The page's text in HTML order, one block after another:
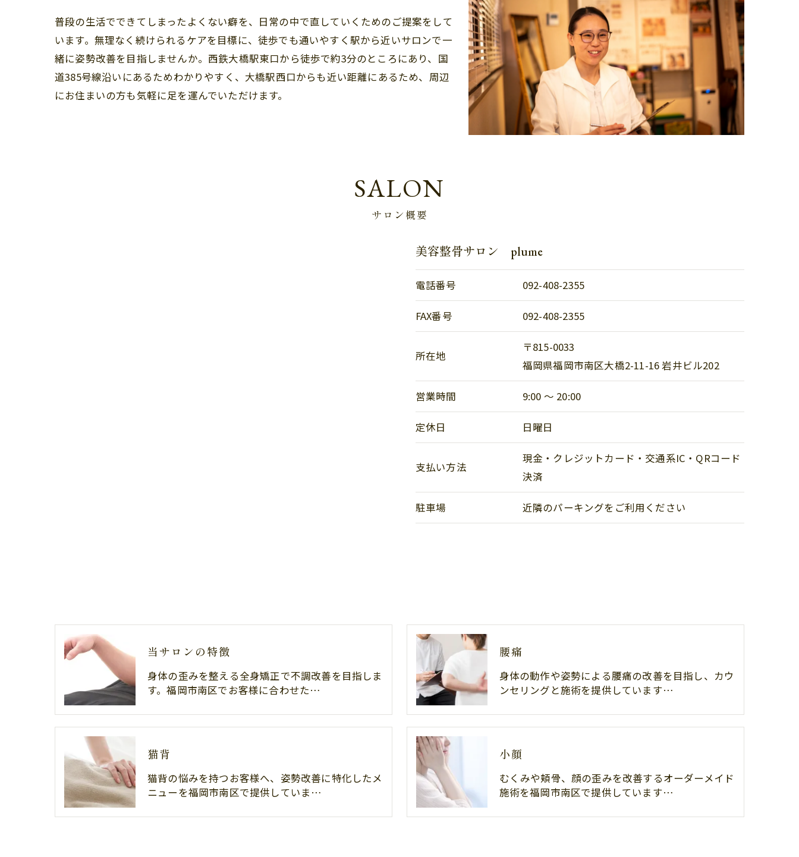
普段の生活でできてしまったよくない癖を、日常の中で直していくためのご提案をして
います。無理なく続けられるケアを目標に、徒歩でも通いやすく駅から近いサロンで一
緒に姿勢改善を目指しませんか。西鉄大橋駅東口から徒歩で約3分のところにあり、国
道385号線沿いにあるためわかりやすく、大橋駅西口からも近い距離にあるため、周辺
にお住まいの方も気軽に足を運んでいただけます。
サロン概要
SALON
美容整骨サロン plume
電話番号 092-408-2355
FAX番号 092-408-2355
所在地
〒815-0033
福岡県福岡市南区大橋2-11-16 岩井ビル202
営業時間 9:00 ～ 20:00
定休日 日曜日
支払い方法
現金・クレジットカード・交通系IC・QRコード
決済
駐車場 近隣のパーキングをご利用ください
当サロンの特徴
身体の歪みを整える全身矯正で不調改善を目指しま
す。福岡市南区でお客様に合わせた…
腰痛
身体の動作や姿勢による腰痛の改善を目指し、カウ
ンセリングと施術を提供しています…
猫背
猫背の悩みを持つお客様へ、姿勢改善に特化したメ
ニューを福岡市南区で提供していま…
小顔
むくみや頬骨、顔の歪みを改善するオーダーメイド
施術を福岡市南区で提供しています…